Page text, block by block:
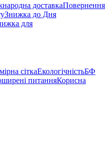
доставкаПовернення
Знижка до Дня
для
сіткаЕкологічністьБФ
питанняКорисна